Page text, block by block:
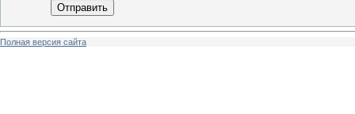
Отправить
Полная версия сайта